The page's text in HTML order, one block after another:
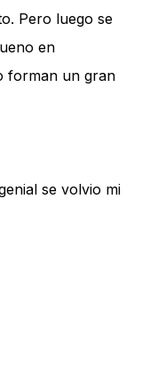
Pero luego se
en
forman un gran
se volvio mi